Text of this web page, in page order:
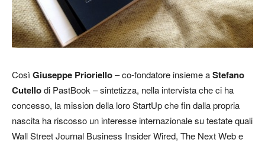
Così Giuseppe Prioriello– co-fondatore insieme aStefano
Cutellodi PastBook – sintetizza, nella intervista che ci ha
concesso, la mission della loro StartUp che fin dalla propria
nascita ha riscosso un interesse internazionale su testate quali
Wall Street Journal Business Insider Wired, The Next Web e